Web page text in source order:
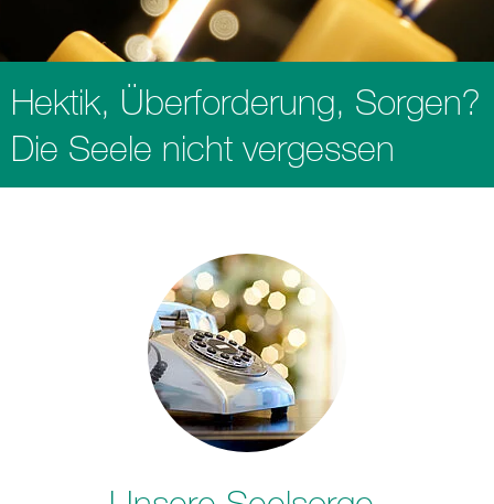
Hektik, Überforderung, Sorgen?
Die Seele nicht vergessen